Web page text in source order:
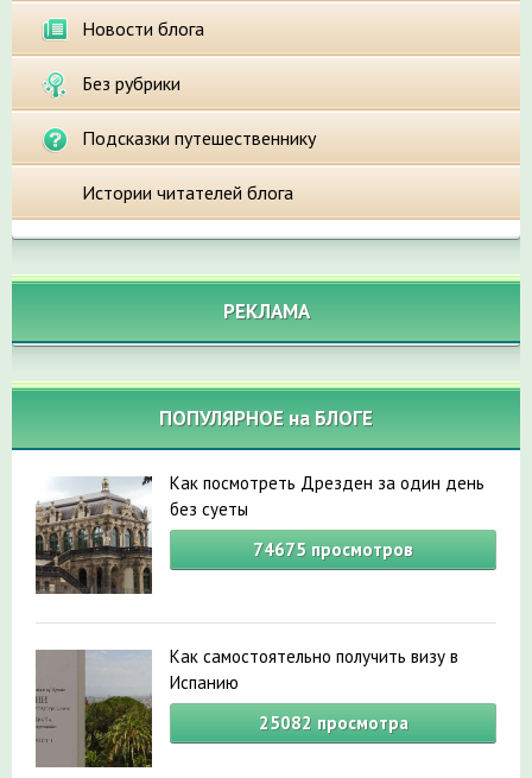
Новости блога
Без рубрики
Подсказки путешественнику
Истории читателей блога
РЕКЛАМА
ПОПУЛЯРНОЕ на БЛОГЕ
Как посмотреть Дрезден за один день
без суеты
74675 просмотров
Как самостоятельно получить визу в
Испанию
25082 просмотра